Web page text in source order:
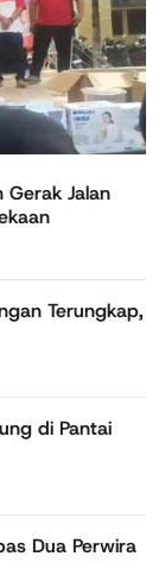
Gerak Jalan
Terungkap,
di Pantai
Dua Perwira